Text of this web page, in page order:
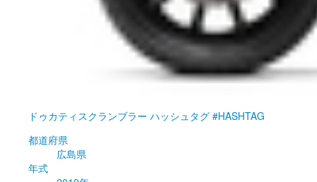
ドゥカティ スクランブラー ハッシュタグ #HASHTAG
都道府県
広島県
年式